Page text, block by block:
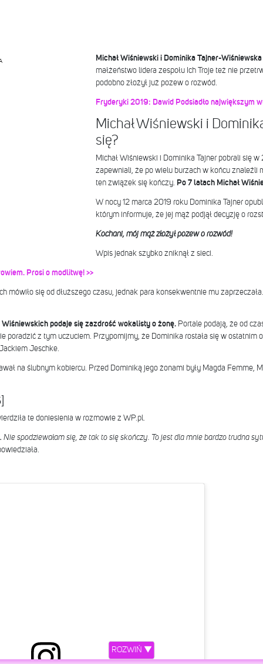
Michał Wiśniewski i Dominika Tajner-
małżeństwo lidera zespołu Ich Troje też nie
podobno złożył już pozew o rozwód.
Fryderyki 2019: Dawid Podsiadło największym
Michał Wiśniewski i
się?
Michał Wiśniewski i Dominika Tajner pobrali się w
zapewniali, że po wielu burzach w końcu znaleźli
ten związek się kończy. Po 7 latach Michał
W nocy 12 marca 2019 roku Dominika Tajner
którym informuje, że jej mąż podjął decyzję o
Kochani, mój mąż złożył pozew o rozwód!
Wpis jednak szybko zniknął z sieci.
Prosi o modlitwę! >>
mówiło się od dłuższego czasu, jednak para konsekwentnie mu
podaje się zazdrość wokalisty o żonę.Portale podają, że od
poradzić z tym uczuciem. Przypomijmy, że Dominika rostała się w ostatnim
Jeschke.
na ślubnym kobiercu. Przed Dominiką jego żonami były Magda Femme,
te doniesienia w rozmowie z WP.pl.
Nie spodziewałam się, że tak to się skończy. To jest dla mnie bardzo trudna
ROZWIŃ ▼